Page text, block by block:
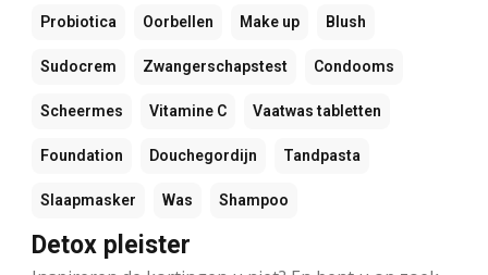
Probiotica Oorbellen Make up Blush
Sudocrem Zwangerschapstest Condooms
Scheermes Vitamine C Vaatwas tabletten
Foundation Douchegordijn Tandpasta
Slaapmasker Was Shampoo
Detox pleister